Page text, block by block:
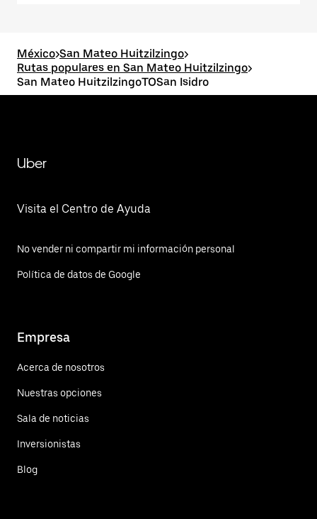
México>San Mateo Huitzilzingo>
Rutas populares en San Mateo Huitzilzingo>
San Mateo HuitzilzingoTOSan Isidro
Uber
Visita el Centro de Ayuda
No vender ni compartir mi información personal
Política de datos de Google
Empresa
Acerca de nosotros
Nuestras opciones
Sala de noticias
Inversionistas
Blog